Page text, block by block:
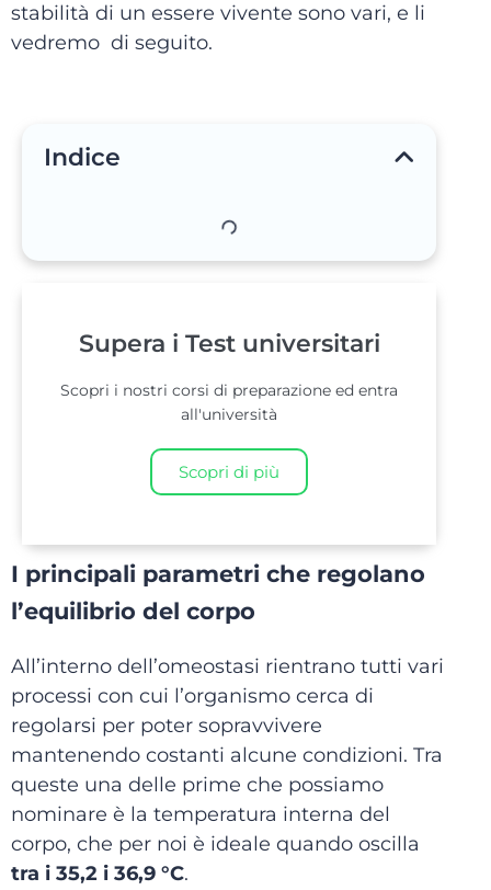
stabilità di un essere vivente sono vari, e li
vedremo di seguito.
Indice
Supera i Test universitari
Scopri i nostri corsi di preparazione ed entra
all'università
Scopri di più
I principali parametri che regolano
l’equilibrio del corpo
All’interno dell’omeostasi rientrano tutti vari
processi con cui l’organismo cerca di
regolarsi per poter sopravvivere
mantenendo costanti alcune condizioni. Tra
queste una delle prime che possiamo
nominare è la temperatura interna del
corpo, che per noi è ideale quando oscilla
tra i 35,2 i 36,9 °C.